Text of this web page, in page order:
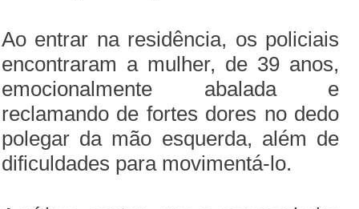
Ao entrar na residência, os policiais
encontraram a mulher, de 39 anos,
emocionalmente abalada e
reclamando de fortes dores no dedo
polegar da mão esquerda, além de
dificuldades para movimentá-lo.